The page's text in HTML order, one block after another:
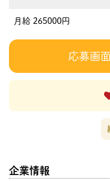
月給 265000円
応募画
企業情報